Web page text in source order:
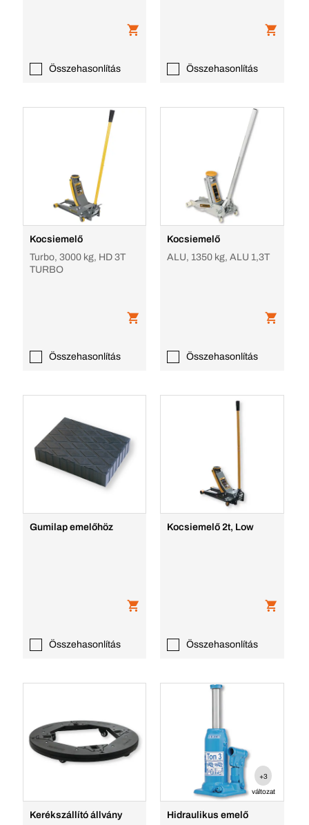
Összehasonlítás Összehasonlítás
Kocsiemelő
Turbo, 3000 kg, HD 3T
TURBO
Összehasonlítás
Kocsiemelő
ALU, 1350 kg, ALU 1,3T
Összehasonlítás
Gumilap emelőhöz
Összehasonlítás
Kocsiemelő 2t, Low
Összehasonlítás
Kerékszállító állvány
+3
változat
Hidraulikus emelő